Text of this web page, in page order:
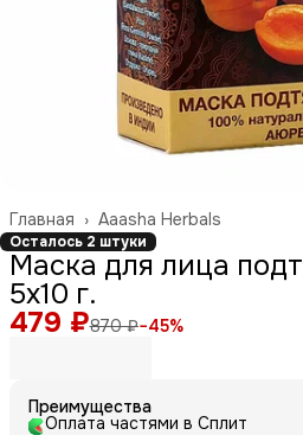
Aaasha Herbals
Главная ›
Осталось 2 штуки
Маска для лица
5х10 г.
479 ₽870 ₽−45%
Преимущества
Оплата частями в Сплит